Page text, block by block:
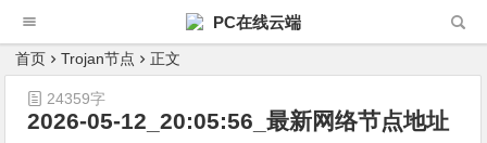
PC在线云端
首页 Trojan节点 正文
2026-05-12_20:05:56_最新网络节点地址
24359字